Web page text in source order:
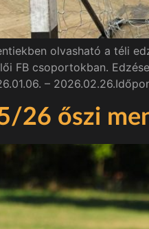
olvasható a téli
FB csoportokban.
–
26 őszi